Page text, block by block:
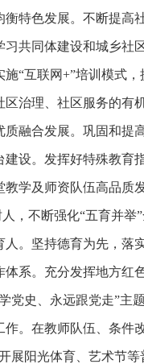
衡特色发展。不断提高
习共同体建设和城乡社
“互联网+”培训模式
区治理、社区服务的有
质融合发展。巩固和提
建设。发挥好特殊教育
学及师资队伍高品质
人，不断强化“五育并举
人。坚持德育为先，落
系。充分发挥地方红
党史、永远跟党走”主
作。在教师队伍、条件
展阳光体育、艺术节